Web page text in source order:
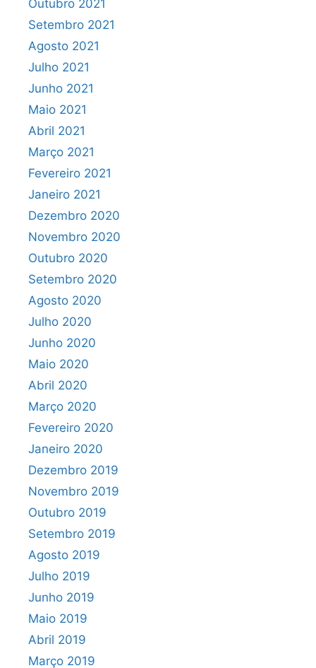
Outubro 2021
Setembro 2021
Agosto 2021
Julho 2021
Junho 2021
Maio 2021
Abril 2021
Março 2021
Fevereiro 2021
Janeiro 2021
Dezembro 2020
Novembro 2020
Outubro 2020
Setembro 2020
Agosto 2020
Julho 2020
Junho 2020
Maio 2020
Abril 2020
Março 2020
Fevereiro 2020
Janeiro 2020
Dezembro 2019
Novembro 2019
Outubro 2019
Setembro 2019
Agosto 2019
Julho 2019
Junho 2019
Maio 2019
Abril 2019
Março 2019